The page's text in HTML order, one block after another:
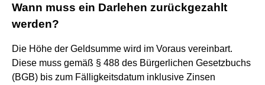
Wann muss ein Darlehen zurückgezahlt
werden?
Die Höhe der Geldsumme wird im Voraus vereinbart.
Diese muss gemäß § 488 des Bürgerlichen Gesetzbuchs
(BGB) bis zum Fälligkeitsdatum inklusive Zinsen